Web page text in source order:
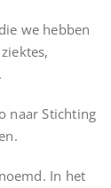
we hebben
naar Stichting
In het